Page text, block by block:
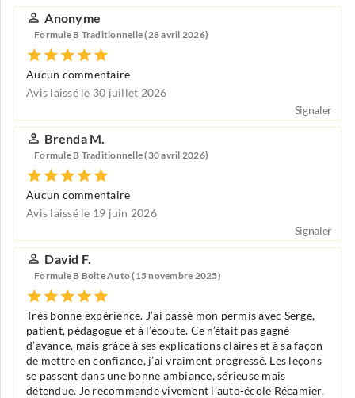
Anonyme
Formule B Traditionnelle (28 avril 2026)
Aucun commentaire
Avis laissé le 30 juillet 2026
Signaler
Brenda M.
Formule B Traditionnelle (30 avril 2026)
Aucun commentaire
Avis laissé le 19 juin 2026
Signaler
David F.
Formule B Boite Auto (15 novembre 2025)
Très bonne expérience. J’ai passé mon permis avec Serge,
patient, pédagogue et à l’écoute. Ce n’était pas gagné
d’avance, mais grâce à ses explications claires et à sa façon
de mettre en confiance, j’ai vraiment progressé. Les leçons
se passent dans une bonne ambiance, sérieuse mais
détendue. Je recommande vivement l’auto-école Récamier.